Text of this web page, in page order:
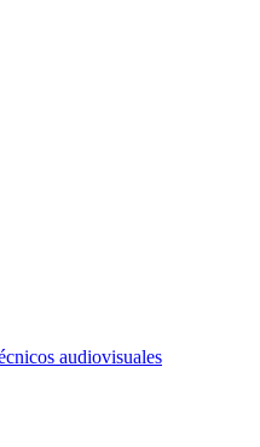
audiovisuales